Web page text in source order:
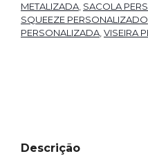
METALIZADA, SACOLA
SQUEEZE PERSONALIZADO
PERSONALIZADA,VISEIRA
Descrição